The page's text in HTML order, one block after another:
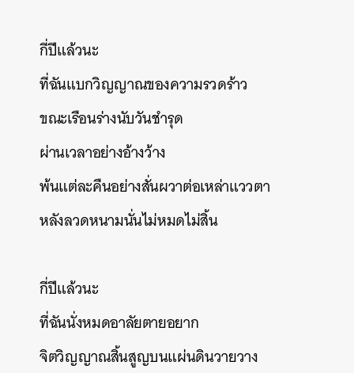
กี่ปีแล้วนะ
ที่ฉันแบกวิญญาณของความรวดร้าว
ขณะเรือนร่างนับวันชำรุด
ผ่านเวลาอย่างอ้างว้าง
พ้นแต่ละคืนอย่างสั่นผวาต่อเหล่าแววตา
หลังลวดหนามนั่นไม่หมดไม่สิ้น
กี่ปีแล้วนะ
ที่ฉันนั่งหมดอาลัยตายอยาก
จิตวิญญาณสิ้นสูญบนแผ่นดินวายวาง
ค้นหา
SHARE TWEET